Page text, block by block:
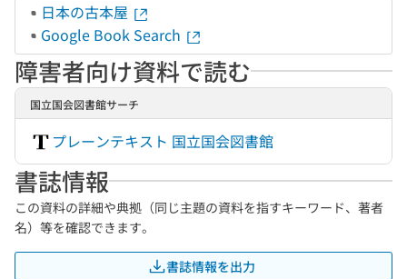
日本の古本屋
Google Book Search
障害者向け資料で読む
国立国会図書館サーチ
プレーンテキスト 国立国会図書館
書誌情報
この資料の詳細や典拠（同じ主題の資料を指すキーワード、著者
名）等を確認できます。
書誌情報を出力